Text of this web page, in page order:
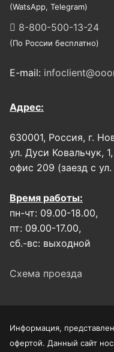
(WatsApp, Telegram)
8-800-500-13-24
(По России бесплатно)
E-mail:
Адрес:
630001, Россия, г.
ул. Дуси Ковальчук,
офис 209 (заезд с
Время работы:
пн-чт: 09.00-18.00,
пт: 09.00-17.00,
сб.-вс: выходной
Схема проезда
Информация,
офертой. Данный сайт